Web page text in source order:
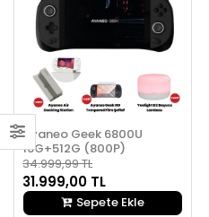
Ayaneo Geek 6800U
16G+512G (800P)
34.999,99 TL
31.999,00 TL
Sepete Ekle